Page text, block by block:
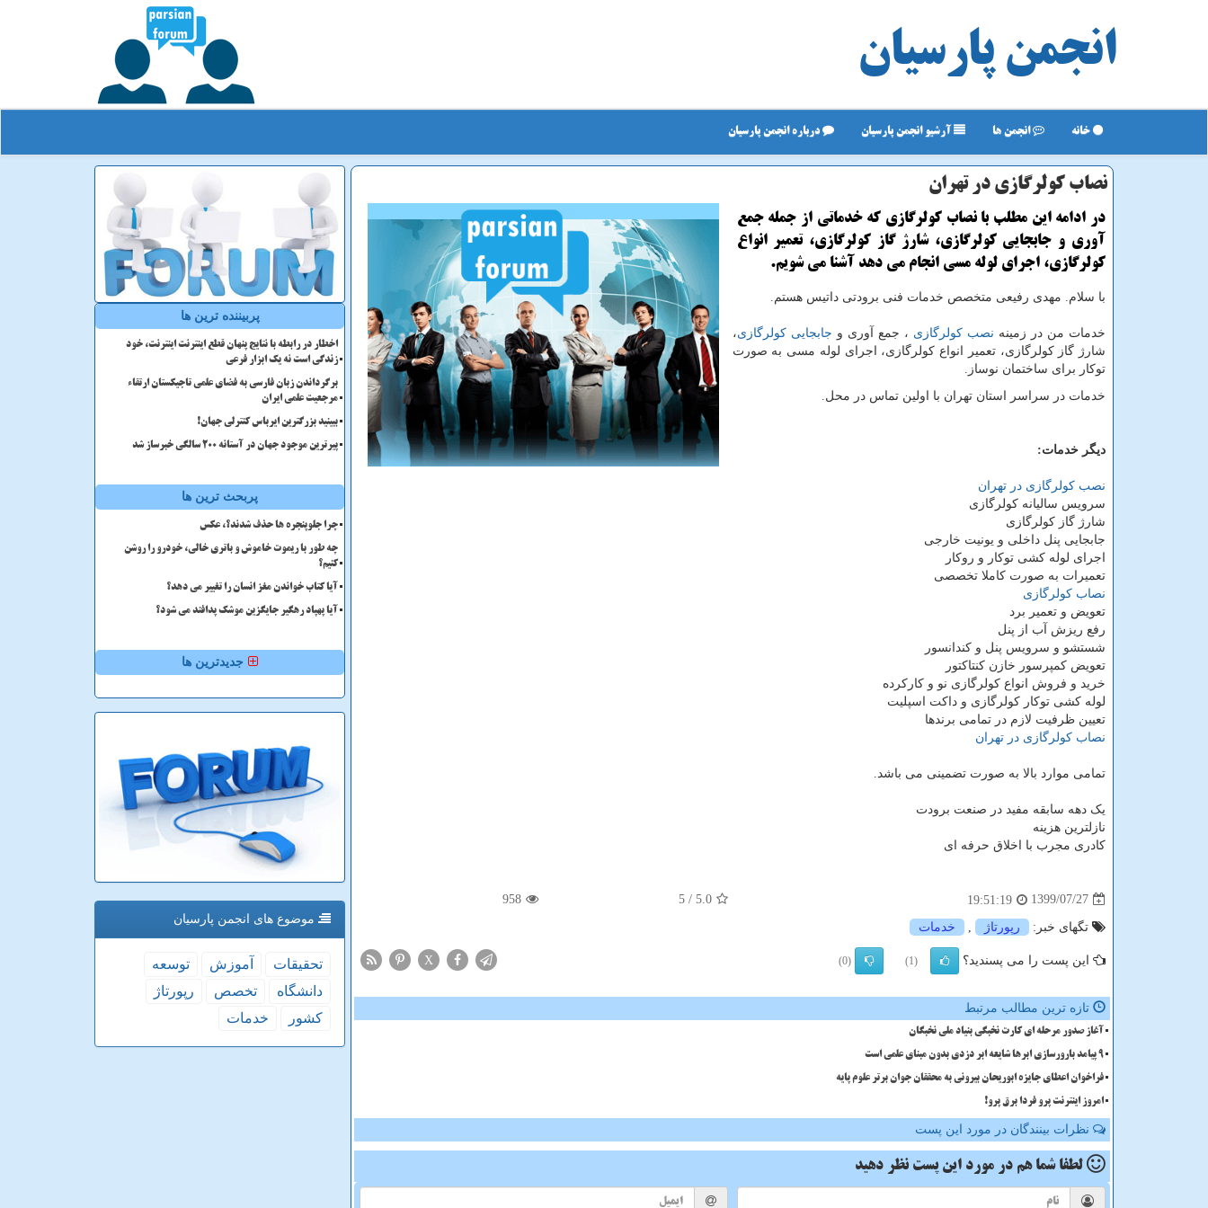
انجمن پارسیان
خانه انجمن ها آرشیو انجمن پارسیان درباره انجمن پارسیان
نصاب كولرگازی در تهران
در ادامه این مطلب با نصاب كولرگازی كه خدماتی از جمله جمع
آوری و جابجایی كولرگازی، شارژ گاز كولرگازی، تعمیر انواع
كولرگازی، اجرای لوله مسی انجام می دهد آشنا می شویم.
با سلام. مهدی رفیعی متخصص خدمات فنی برودتی داتیس هستم.
خدمات من در زمینه نصب کولرگازی ، جمع آوری و جابجایی کولرگازی،
شارژ گاز کولرگازی، تعمیر انواع کولرگازی، اجرای لوله مسی به صورت
توکار برای ساختمان نوساز.
خدمات در سراسر استان تهران با اولین تماس در محل.
دیگر خدمات:
نصب کولرگازی در تهران
سرویس سالیانه کولرگازی
شارژ گاز کولرگازی
جابجایی پنل داخلی و یونیت خارجی
اجرای لوله کشی توکار و روکار
تعمیرات به صورت کاملا تخصصی
نصاب کولرگازی
تعویض و تعمیر برد
رفع ریزش آب از پنل
شستشو و سرویس پنل و کندانسور
تعویض کمپرسور خازن کنتاکتور
خرید و فروش انواع کولرگازی نو و کارکرده
لوله کشی توکار کولرگازی و داکت اسپلیت
تعیین ظرفیت لازم در تمامی برندها
نصاب کولرگازی در تهران
تمامی موارد بالا به صورت تضمینی می باشد.
یک دهه سابقه مفید در صنعت برودت
نازلترین هزینه
کادری مجرب با اخلاق حرفه ای
1399/07/27
19:51:19
5.0
/ 5
958
تگهای خبر: رپورتاژ خدمات
این پست را می پسندید؟ (1)
(0)
X
تازه ترین مطالب مرتبط
آغاز صدور مرحله ای کارت نخبگی بنیاد ملی نخبگان
9 پیامد بارورسازی ابرها شایعه ابر دزدی بدون مبنای علمی است
فراخوان اعطای جایزه ابوریحان بیرونی به محققان جوان برتر علوم پایه
امروز اینترنت پرو فردا برق پرو!
نظرات بینندگان در مورد این پست
لطفا شما هم در مورد این پست نظر دهید
پربیننده ترین ها
اخطار در رابطه با نتایج پنهان قطع اینترنت اینترنت، خود
زندگی است نه یک ابزار فرعی
برگرداندن زبان فارسی به فضای علمی تاجیکستان ارتقاء
مرجعیت علمی ایران
ببینید بزرگترین ایرباس کنترلی جهان!
پیرترین موجود جهان در آستانه ۲۰۰ سالگی خبرساز شد
پربحث ترین ها
چرا جلوپنجره ها حذف شدند؟، عکس
چه طور با ریموت خاموش و باتری خالی، خودرو را روشن
کنیم؟
آیا کتاب خواندن مغز انسان را تغییر می دهد؟
آیا پهپاد رهگیر جایگزین موشک پدافند می شود؟
جدیدترین ها
موضوع های انجمن پارسیان
تحقیقات آموزش
توسعه
دانشگاه
تخصص
رپورتاژ
كشور
خدمات